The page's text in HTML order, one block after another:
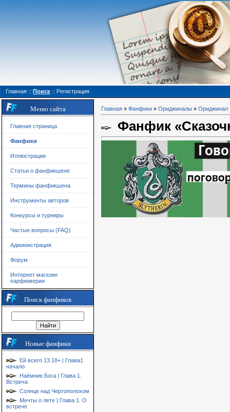
Главная :: Поиск :: Регистрация
Меню сайта
Главная страница
Фанфики
Иллюстрации
Статьи о фанфикшене
Термины фанфикшена
Инструменты авторов
Конкурсы и турниры
Частые вопросы (FAQ)
Администрация
Форум
Интернет магазин
парфюмерии
Поиск фанфиков
Новые фанфики
Ей всего 13 18+ | Глава1
начало
Наёмник Бога | Глава 1.
Встреча
Солнце над Чертополохом
Мечты о лете | Глава 1. О
встрече
Главная » Фанфики » Ориджиналы » Ориджинал
Фанфик